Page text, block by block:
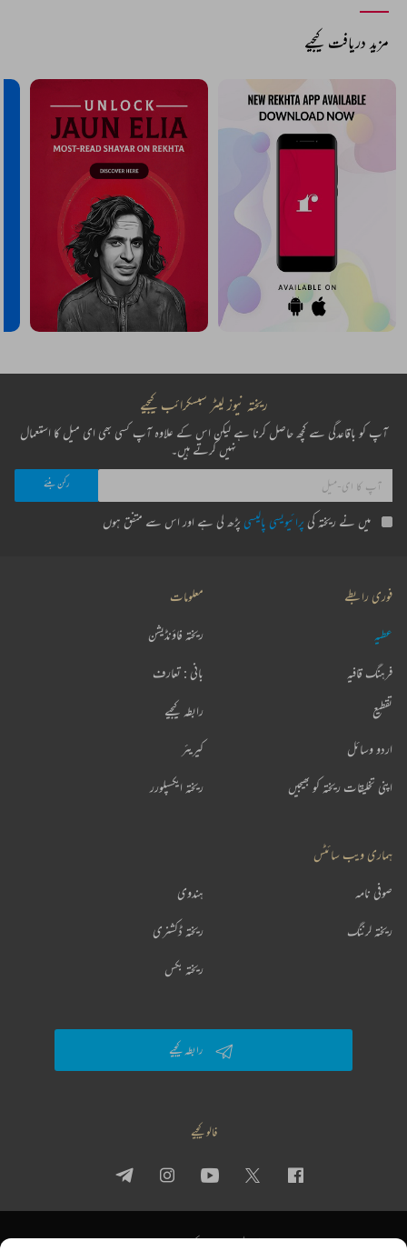
مزید دریافت کیجیے
ریختہ نیوز لیٹر سبسکرائب کیجیے
آپ کو باقاعدگی سے کچھ حاصل کرنا ہے لیکن اس کے علاوہ آپ کسی بھی ای میل کا استعمال
نہیں کرتے ہیں۔
میں نے ریختہ کی پرائیویسی پالیسی پڑھ لی ہے اور اس سے متفق ہوں
فوری رابطے
عطیہ
فرہنگ قافیہ
تقطیع
اردو وسائل
اپنی تخلیقات ریختہ کو بھیجیں
معلومات
ریختہ فاؤنڈیشن
بانی : تعارف
رابطہ کیجیے
کیریئر
ریختہ ایکسپلورر
ہماری ویب سائٹس
ہندوی صوفی نامہ
ریختہ ڈکشنری ریختہ لرننگ
ریختہ بکس
رابطہ کیجیے
فالو کیجیے